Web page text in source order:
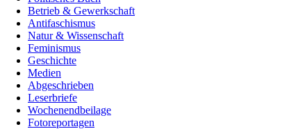
Betrieb & Gewerkschaft
Antifaschismus
Natur & Wissenschaft
Feminismus
Geschichte
Medien
Abgeschrieben
Leserbriefe
Wochenendbeilage
Fotoreportagen